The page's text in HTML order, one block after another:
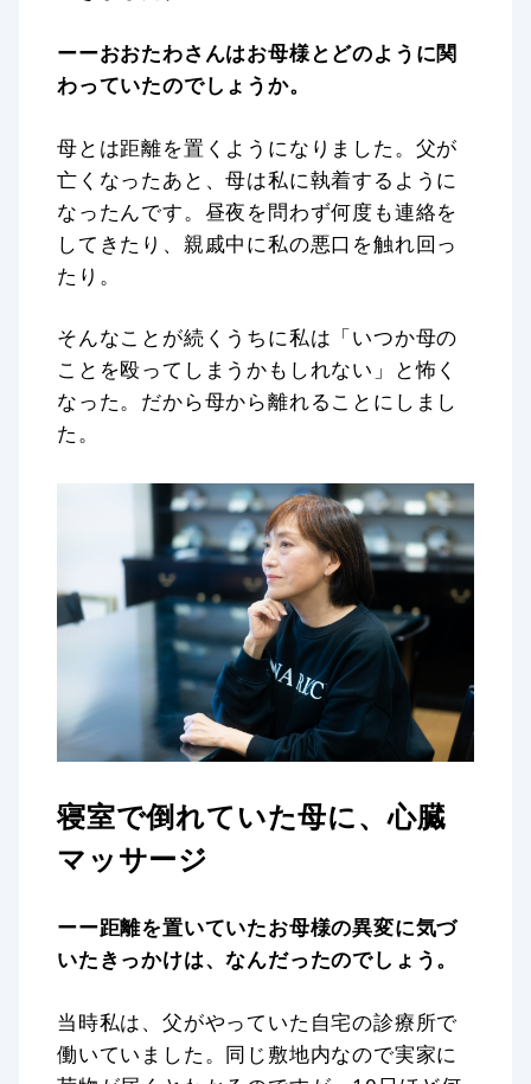
ーーおおたわさんはお母様とどのように関
わっていたのでしょうか。
母とは距離を置くようになりました。父が
亡くなったあと、母は私に執着するように
なったんです。昼夜を問わず何度も連絡を
してきたり、親戚中に私の悪口を触れ回っ
たり。
そんなことが続くうちに私は「いつか母の
ことを殴ってしまうかもしれない」と怖く
なった。だから母から離れることにしまし
た。
寝室で倒れていた母に、心臓
マッサージ
ーー距離を置いていたお母様の異変に気づ
いたきっかけは、なんだったのでしょう。
当時私は、父がやっていた自宅の診療所で
働いていました。同じ敷地内なので実家に